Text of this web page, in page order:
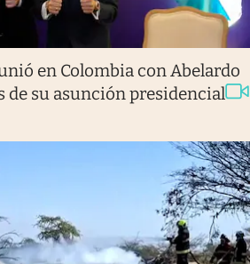
en Colombia con Abelardo
de su asunción presidencial